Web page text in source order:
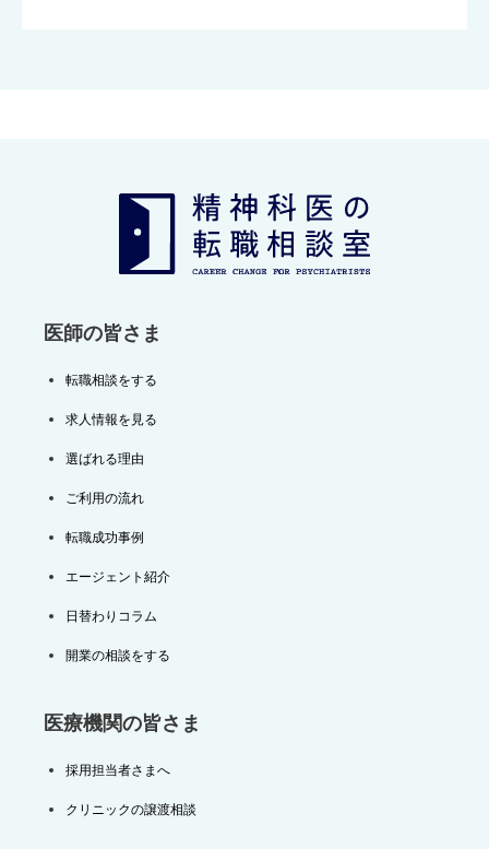
医師の皆さま
転職相談をする
求人情報を見る
選ばれる理由
ご利用の流れ
転職成功事例
エージェント紹介
日替わりコラム
開業の相談をする
医療機関の皆さま
採用担当者さまへ
クリニックの譲渡相談